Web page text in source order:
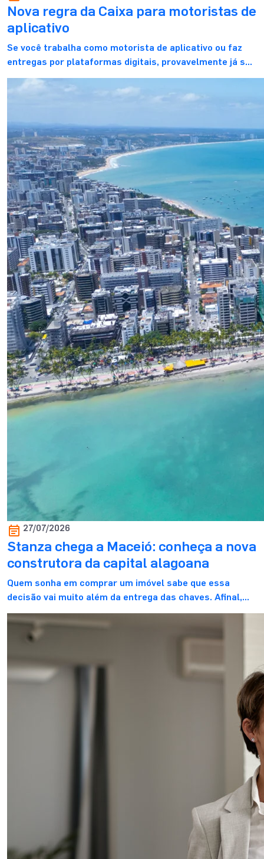
Nova regra da Caixa para motoristas de
aplicativo
Se você trabalha como motorista de aplicativo ou faz
entregas por plataformas digitais, provavelmente já se
perguntou se essa renda é suficiente para financiar um
imóvel e realizar o sonho da casa própria. E, mais do que
isso, se o banco realmente reconhece esses ganhos
27/07/2026
Stanza chega a Maceió: conheça a nova
construtora da capital alagoana
Quem sonha em comprar um imóvel sabe que essa
decisão vai muito além da entrega das chaves. Afinal,
ela marca o começo de uma nova fase. E, para viver
esse momento com mais tranquilidade, contar com uma
construtora de confiança faz toda a diferença. É
inicia sua […]